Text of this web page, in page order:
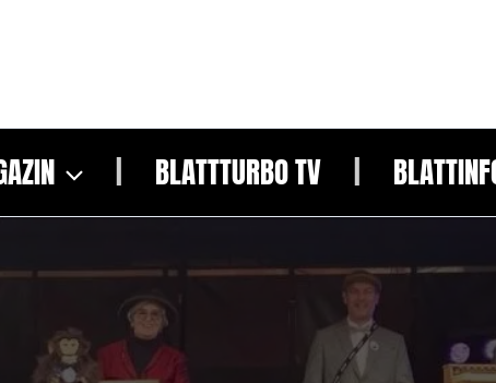
BLATTTURBO TV